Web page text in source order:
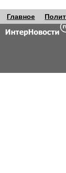
Главное